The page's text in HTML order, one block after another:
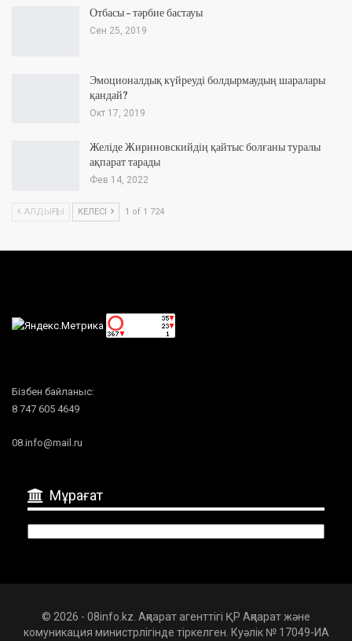
Отбасы – тәрбие бастауы
Сен 25, 2019
Эмоционалдық күйреуді болдырмаудың шаралары
қандай?
Окт 17, 2019
Желіде Жириновскийдің қайтыс болғаны туралы
ақпарат тарады
Фев 14, 2022
АЛДЫҢҒЫ КЕЛЕСІ 1 of 1 724
Бізбен байланыс:
8 747 605 4649
08.info@mail.ru
Мұрағат
© 2026 - 08info.kz. Ақпарат агенттігі ҚР Ақпарат және
комуникация министрлігінде тіркелген. Куәлік № 17049-ИА